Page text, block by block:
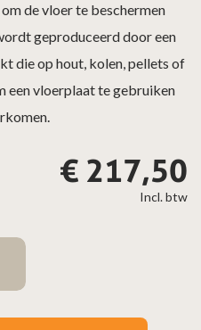
Incl. btw
€ 217,50
de vloer te beschermen
geproduceerd door een
die op hout, kolen, pellets of
een vloerplaat te gebruiken